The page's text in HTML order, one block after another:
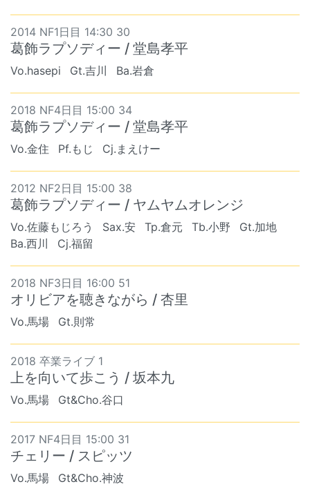
2014 NF1日目 14:30 30
葛飾ラプソディー / 堂島孝平
Vo.hasepi Gt.吉川 Ba.岩倉
2018 NF4日目 15:00 34
葛飾ラプソディー / 堂島孝平
Vo.金住 Pf.もじ Cj.まえけー
2012 NF2日目 15:00 38
葛飾ラプソディー / ヤムヤムオレンジ
Vo.佐藤もじろう Sax.安 Tp.倉元 Tb.小野
Gt.加地
Ba.西川
Cj.福留
2018 NF3日目 16:00 51
オリビアを聴きながら / 杏里
Vo.馬場 Gt.則常
2018 卒業ライブ 1
上を向いて歩こう / 坂本九
Vo.馬場 Gt&Cho.谷口
2017 NF4日目 15:00 31
チェリー / スピッツ
Vo.馬場 Gt&Cho.神波